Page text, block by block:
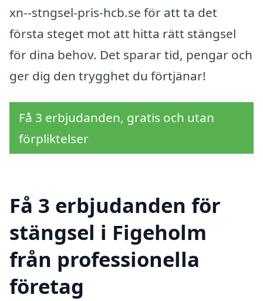
xn--stngsel-pris-hcb.se för att ta det
första steget mot att hitta rätt stängsel
för dina behov. Det sparar tid, pengar och
ger dig den trygghet du förtjänar!
Få 3 erbjudanden, gratis och utan
förpliktelser
Få 3 erbjudanden för
stängsel i Figeholm
från professionella
företag